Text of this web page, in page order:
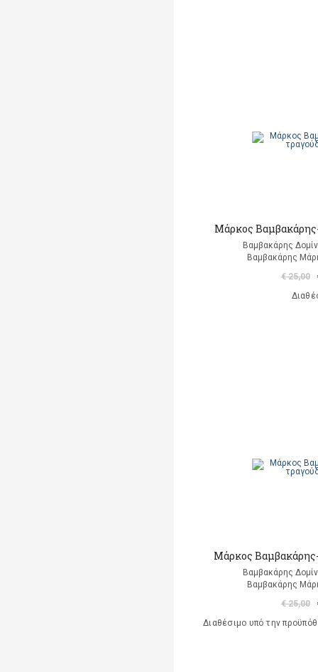
Μάρκος
Βαμβακάρης
Βαμβακάρης
€ 25,00
Μάρκος
Βαμβακάρης
Βαμβακάρης
€ 25,00
Διαθέσιμο υπό την